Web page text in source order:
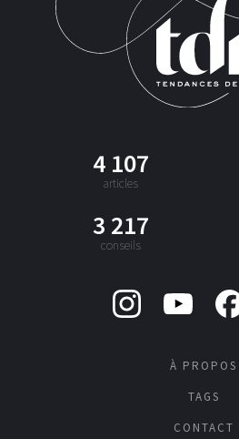
4 107
articles
3 217
conseils
À PROPOS
TAGS
CONTACT